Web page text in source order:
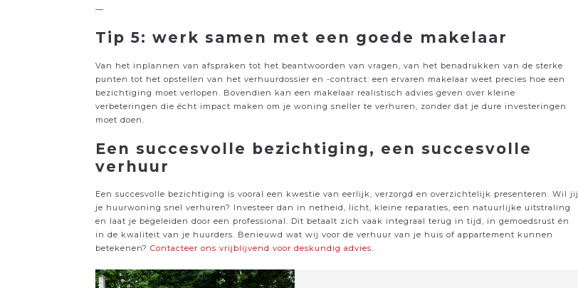
—
Tip 5: werk samen met een goede makelaar
Van het inplannen van afspraken tot het beantwoorden van vragen, van het benadrukken van de sterke
punten tot het opstellen van het verhuurdossier en -contract: een ervaren makelaar weet precies hoe een
bezichtiging moet verlopen. Bovendien kan een makelaar realistisch advies geven over kleine
verbeteringen die écht impact maken om je woning sneller te verhuren, zonder dat je dure investeringen
moet doen.
Een succesvolle bezichtiging, een succesvolle
verhuur
Een succesvolle bezichtiging is vooral een kwestie van eerlijk, verzorgd en overzichtelijk presenteren. Wil jij
je huurwoning snel verhuren? Investeer dan in netheid, licht, kleine reparaties, een natuurlijke uitstraling
en laat je begeleiden door een professional. Dit betaalt zich vaak integraal terug in tijd, in gemoedsrust én
in de kwaliteit van je huurders. Benieuwd wat wij voor de verhuur van je huis of appartement kunnen
betekenen?Contacteer ons vrijblijvend voor deskundig advies.